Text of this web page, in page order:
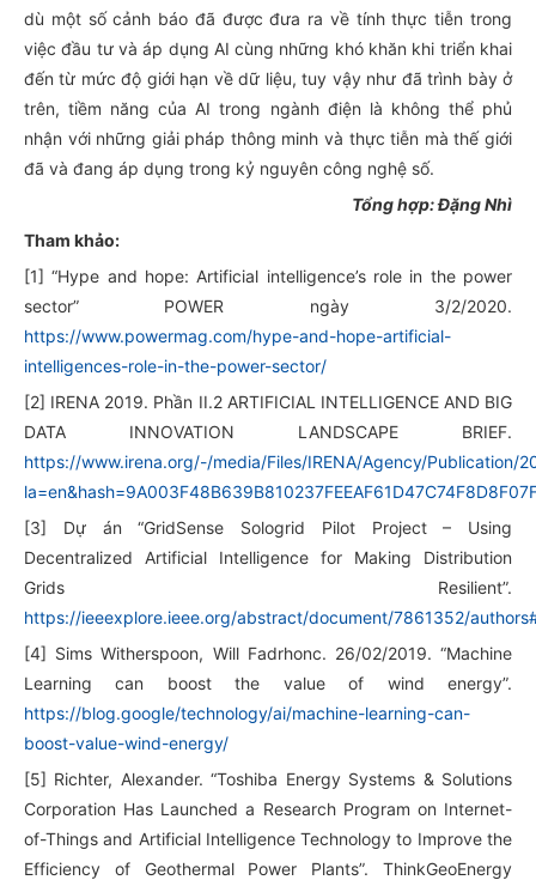
dù một số cảnh báo đã được đưa ra về tính thực tiễn trong
việc đầu tư và áp dụng AI cùng những khó khăn khi triển khai
đến từ mức độ giới hạn về dữ liệu, tuy vậy như đã trình bày ở
trên, tiềm năng của AI trong ngành điện là không thể phủ
nhận với những giải pháp thông minh và thực tiễn mà thế giới
đã và đang áp dụng trong kỷ nguyên công nghệ số.
Tổng hợp: Đặng Nhì
Tham khảo:
[1] “Hype and hope: Artificial intelligence’s role in the power
sector” POWER ngày 3/2/2020.
https://www.powermag.com/hype-and-hope-artificial-
intelligences-role-in-the-power-sector/
[2] IRENA 2019. Phần II.2 ARTIFICIAL INTELLIGENCE AND BIG
DATA INNOVATION LANDSCAPE BRIEF.
https://www.irena.org/-/media/Files/IRENA/Agency/Publication/
[3] Dự án “GridSense Sologrid Pilot Project – Using
Decentralized Artificial Intelligence for Making Distribution
Grids Resilient”.
https://ieeexplore.ieee.org/abstract/document/7861352/
[4] Sims Witherspoon, Will Fadrhonc. 26/02/2019. “Machine
Learning can boost the value of wind energy”.
https://blog.google/technology/ai/machine-learning-can-
boost-value-wind-energy/
[5] Richter, Alexander. “Toshiba Energy Systems & Solutions
Corporation Has Launched a Research Program on Internet-
of-Things and Artificial Intelligence Technology to Improve the
Efficiency of Geothermal Power Plants”. ThinkGeoEnergy